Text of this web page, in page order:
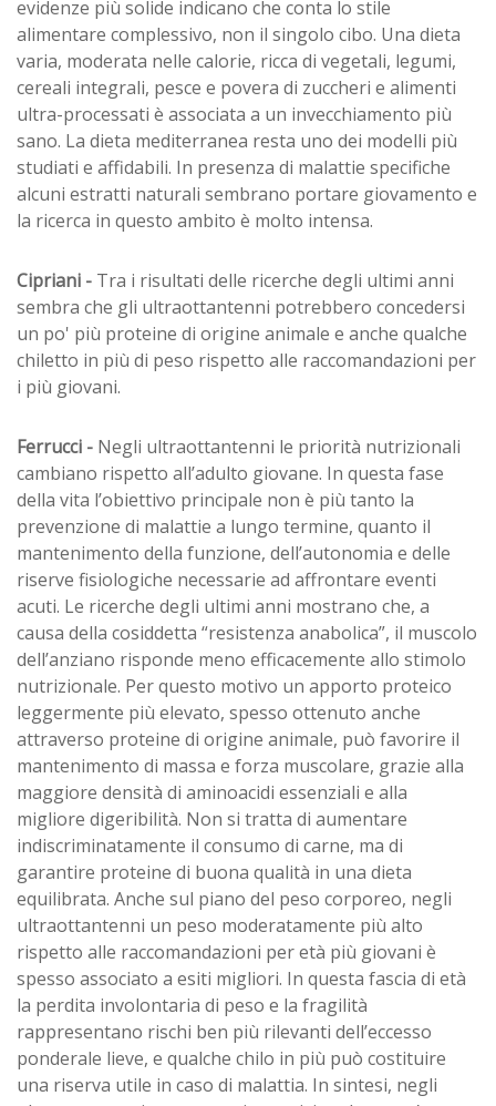
evidenze più solide indicano che conta lo stile
alimentare complessivo, non il singolo cibo. Una dieta
varia, moderata nelle calorie, ricca di vegetali, legumi,
cereali integrali, pesce e povera di zuccheri e alimenti
ultra-processati è associata a un invecchiamento più
sano. La dieta mediterranea resta uno dei modelli più
studiati e affidabili. In presenza di malattie specifiche
alcuni estratti naturali sembrano portare giovamento e
la ricerca in questo ambito è molto intensa.
Cipriani - Tra i risultati delle ricerche degli ultimi anni
sembra che gli ultraottantenni potrebbero concedersi
un po' più proteine di origine animale e anche qualche
chiletto in più di peso rispetto alle raccomandazioni per
i più giovani.
Ferrucci - Negli ultraottantenni le priorità nutrizionali
cambiano rispetto all’adulto giovane. In questa fase
della vita l’obiettivo principale non è più tanto la
prevenzione di malattie a lungo termine, quanto il
mantenimento della funzione, dell’autonomia e delle
riserve fisiologiche necessarie ad affrontare eventi
acuti. Le ricerche degli ultimi anni mostrano che, a
causa della cosiddetta “resistenza anabolica”, il muscolo
dell’anziano risponde meno efficacemente allo stimolo
nutrizionale. Per questo motivo un apporto proteico
leggermente più elevato, spesso ottenuto anche
attraverso proteine di origine animale, può favorire il
mantenimento di massa e forza muscolare, grazie alla
maggiore densità di aminoacidi essenziali e alla
migliore digeribilità. Non si tratta di aumentare
indiscriminatamente il consumo di carne, ma di
garantire proteine di buona qualità in una dieta
equilibrata. Anche sul piano del peso corporeo, negli
ultraottantenni un peso moderatamente più alto
rispetto alle raccomandazioni per età più giovani è
spesso associato a esiti migliori. In questa fascia di età
la perdita involontaria di peso e la fragilità
rappresentano rischi ben più rilevanti dell’eccesso
ponderale lieve, e qualche chilo in più può costituire
una riserva utile in caso di malattia. In sintesi, negli